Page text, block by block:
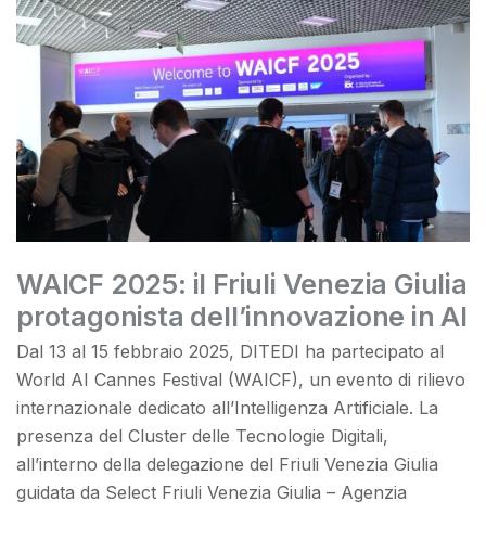
WAICF 2025: il Friuli Venezia Giulia
protagonista dell’innovazione in AI
Dal 13 al 15 febbraio 2025, DITEDI ha partecipato al
World AI Cannes Festival (WAICF), un evento di rilievo
internazionale dedicato all’Intelligenza Artificiale. La
presenza del Cluster delle Tecnologie Digitali,
all’interno della delegazione del Friuli Venezia Giulia
guidata da Select Friuli Venezia Giulia – Agenzia